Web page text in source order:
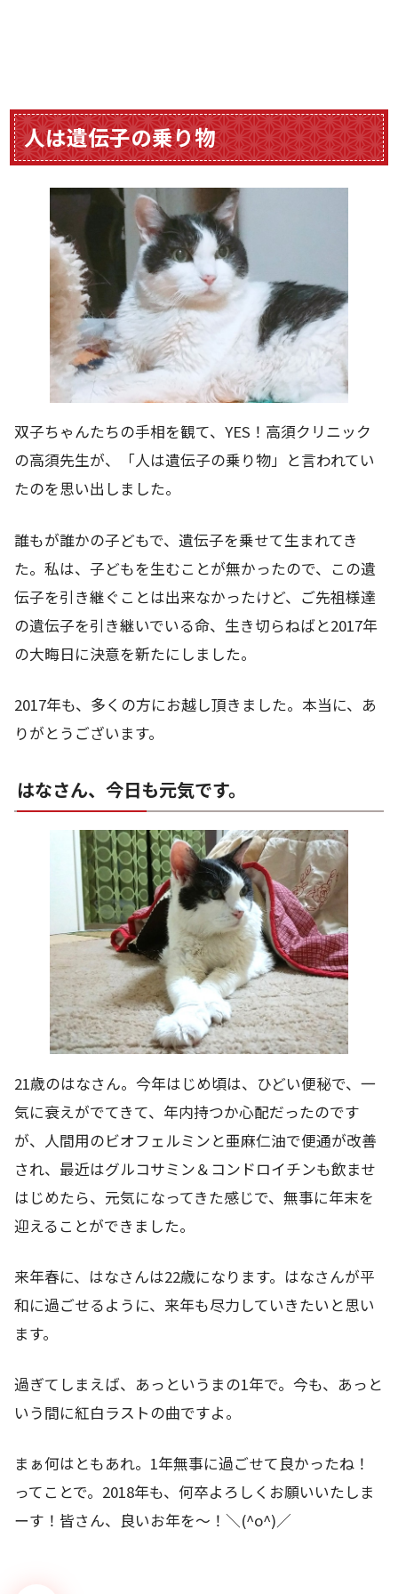
人は遺伝子の乗り物
双子ちゃんたちの手相を観て、YES！高須クリニック
の高須先生が、「人は遺伝子の乗り物」と言われてい
たのを思い出しました。
誰もが誰かの子どもで、遺伝子を乗せて生まれてき
た。私は、子どもを生むことが無かったので、この遺
伝子を引き継ぐことは出来なかったけど、ご先祖様達
の遺伝子を引き継いでいる命、生き切らねばと2017年
の大晦日に決意を新たにしました。
2017年も、多くの方にお越し頂きました。本当に、あ
りがとうございます。
はなさん、今日も元気です。
21歳のはなさん。今年はじめ頃は、ひどい便秘で、一
気に衰えがでてきて、年内持つか心配だったのです
が、人間用のビオフェルミンと亜麻仁油で便通が改善
され、最近はグルコサミン＆コンドロイチンも飲ませ
はじめたら、元気になってきた感じで、無事に年末を
迎えることができました。
来年春に、はなさんは22歳になります。はなさんが平
和に過ごせるように、来年も尽力していきたいと思い
ます。
過ぎてしまえば、あっというまの1年で。今も、あっと
いう間に紅白ラストの曲ですよ。
まぁ何はともあれ。1年無事に過ごせて良かったね！
ってことで。2018年も、何卒よろしくお願いいたしま
ーす！皆さん、良いお年を～！＼(^o^)／